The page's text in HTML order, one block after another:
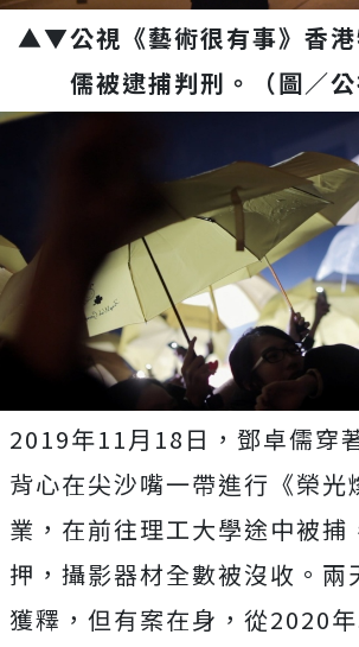
▲▼公視《藝術很有事》香港
儒被逮捕判刑。（圖／公
2019年11月18日，鄧卓儒穿
背心在尖沙嘴一帶進行《榮光
業 ，在前往理工大學途中被
押，攝影器材全數被沒收。兩
獲釋，但有案在身，從2020